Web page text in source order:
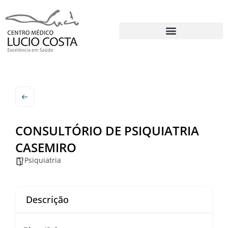
CONSULTÓRIO DE PSIQUIATRIA
CASEMIRO
Psiquiatria
Descrição